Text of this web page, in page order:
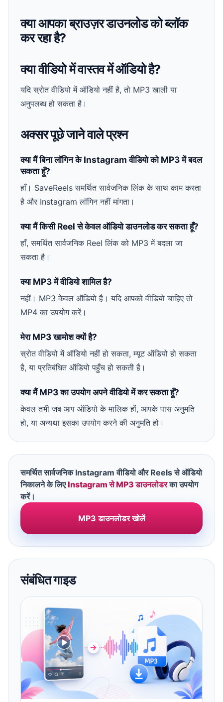
क्या आपका ब्राउज़र डाउनलोड को ब्लॉक
कर रहा है?
क्या वीडियो में वास्तव में ऑडियो है?
यदि स्रोत वीडियो में ऑडियो नहीं है, तो MP3 खाली या
अनुपलब्ध हो सकता है।
अक्सर पूछे जाने वाले प्रश्न
क्या मैं बिना लॉगिन के Instagram वीडियो को MP3 में बदल
सकता हूँ?
हाँ। SaveReels समर्थित सार्वजनिक लिंक के साथ काम करता
है और Instagram लॉगिन नहीं मांगता।
क्या मैं किसी Reel से केवल ऑडियो डाउनलोड कर सकता हूँ?
हाँ, समर्थित सार्वजनिक Reel लिंक को MP3 में बदला जा
सकता है।
क्या MP3 में वीडियो शामिल है?
नहीं। MP3 केवल ऑडियो है। यदि आपको वीडियो चाहिए तो
MP4 का उपयोग करें।
मेरा MP3 खामोश क्यों है?
स्रोत वीडियो में ऑडियो नहीं हो सकता, म्यूट ऑडियो हो सकता
है, या प्रतिबंधित ऑडियो पहुँच हो सकती है।
क्या मैं MP3 का उपयोग अपने वीडियो में कर सकता हूँ?
केवल तभी जब आप ऑडियो के मालिक हों, आपके पास अनुमति
हो, या अन्यथा इसका उपयोग करने की अनुमति हो।
समर्थित सार्वजनिक Instagram वीडियो और Reels से ऑडियो
निकालने के लिएInstagram से MP3 डाउनलोडरका उपयोग
करें।
MP3 डाउनलोडर खोलें
संबंधित गाइड